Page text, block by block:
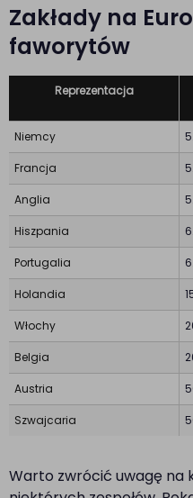
Zakłady na
faworytów
Reprezentacja
Niemcy
Francja
Anglia
Hiszpania
Portugalia
Holandia
Włochy
Belgia
Austria
Szwajcaria
Warto zwrócić uwagę na